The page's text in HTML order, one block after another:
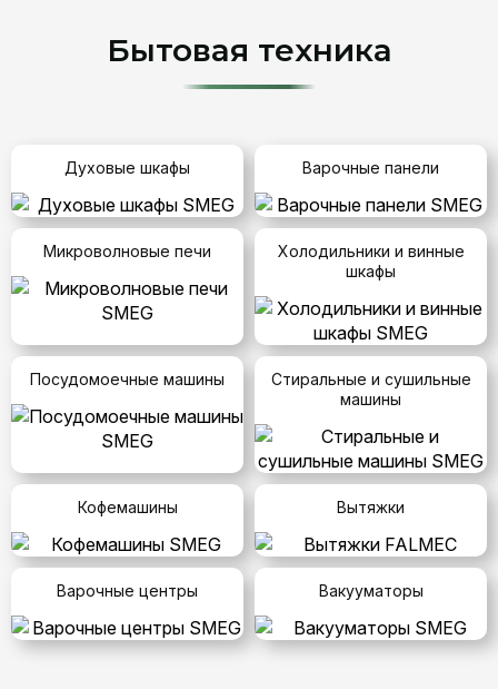
Бытовая техника
Духовые шкафы Варочные панели
Микроволновые печи
Холодильники и винные
шкафы
Посудомоечные машины
Стиральные и сушильные
машины
Кофемашины Вытяжки
Варочные центры Вакууматоры